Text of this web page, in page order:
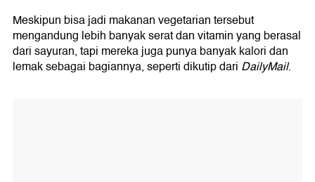
Meskipun bisa jadi makanan vegetarian tersebut
mengandung lebih banyak serat dan vitamin yang berasal
dari sayuran, tapi mereka juga punya banyak kalori dan
lemak sebagai bagiannya, seperti dikutip dari DailyMail.